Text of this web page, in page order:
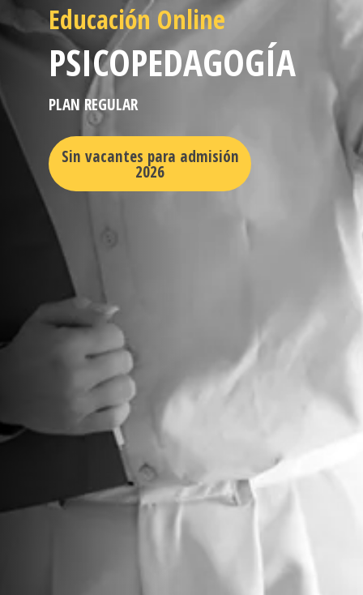
Educación Online
PSICOPEDAGOGÍA
PLAN REGULAR
Sin vacantes para admisión
2026